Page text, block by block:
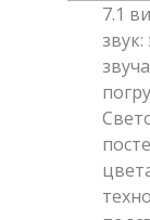
7.1